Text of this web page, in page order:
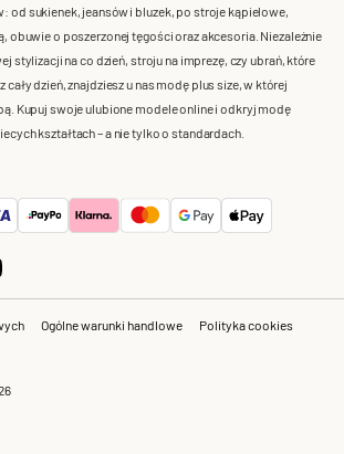
od sukienek, jeansów i bluzek, po stroje kąpielowe,
obuwie o poszerzonej tęgości oraz akcesoria. Niezależnie
stylizacji na co dzień, stroju na imprezę, czy ubrań, które
dzień, znajdziesz u nas modę plus size, w której
Kupuj swoje ulubione modele online i odkryj modę
kształtach – a nie tylko o standardach.
Ogólne warunki handlowe
Polityka cookies